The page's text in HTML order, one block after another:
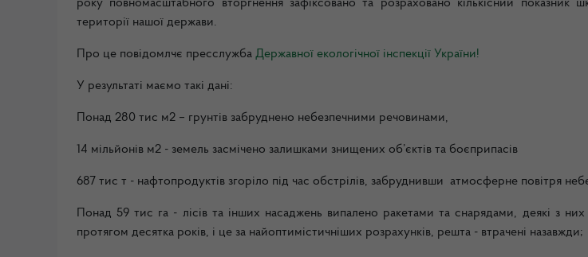
року повномасштабного вторгнення зафіксовано та розраховано кількісний показник
території нашої держави.
Про це повідомлчє пресслужба Державної екологічної інспекції України!
У результаті маємо такі дані:
Понад 280 тис м2 – грунтів забруднено небезпечними речовинами,
14 мільйонів м2 - земель засмічено залишками знищених об’єктів та боєприпасів
687 тис т - нафтопродуктів згоріло під час обстрілів, забруднивши атмосферне повітря
Понад 59 тис га - лісів та інших насаджень випалено ракетами та снарядами, деякі з
протягом десятка років, і це за найоптимістичніших розрахунків, решта - втрачені назавжди;